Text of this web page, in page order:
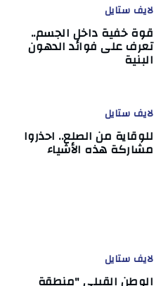
لايف ستايل
قوة خفية داخل الجسم..
تعرف على فوائد الدهون
البنية
لايف ستايل
للوقاية من الصلع.. احذروا
مشاركة هذه الأشياء
لايف ستايل
الوطن القبلي "منطقة